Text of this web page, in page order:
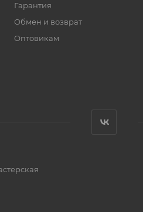
Гарантия
Обмен и возврат
Оптовикам